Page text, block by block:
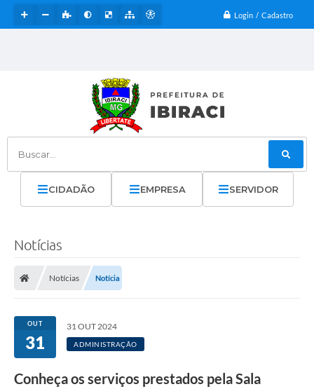
Login / Cadastro
Buscar...
CIDADÃO EMPRESA SERVIDOR
Notícias
Notícias Notícia
OUT
31
31 OUT 2024
ADMINISTRAÇÃO
Conheça os serviços prestados pela Sala